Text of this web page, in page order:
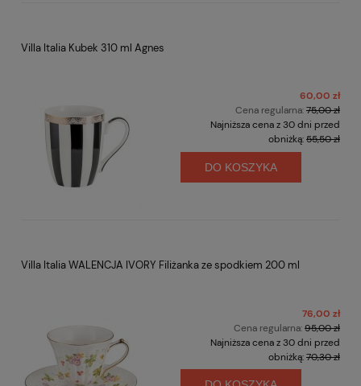
Villa Italia Kubek 310 ml Agnes
60,00 zł
Cena regularna:75,00 zł
Najniższa cena z 30 dni przed
obniżką:55,50 zł
DO KOSZYKA
Villa Italia WALENCJA IVORY Filiżanka ze spodkiem 200 ml
76,00 zł
Cena regularna:95,00 zł
Najniższa cena z 30 dni przed
obniżką:70,30 zł